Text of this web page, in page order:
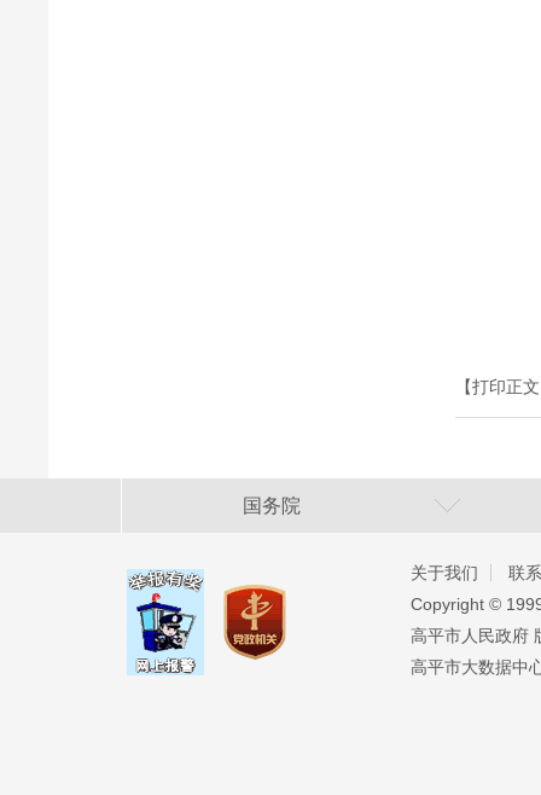
【打印正
国务院
关于我们
联
Copyright ©️
高平市人民政府
高平市大数据